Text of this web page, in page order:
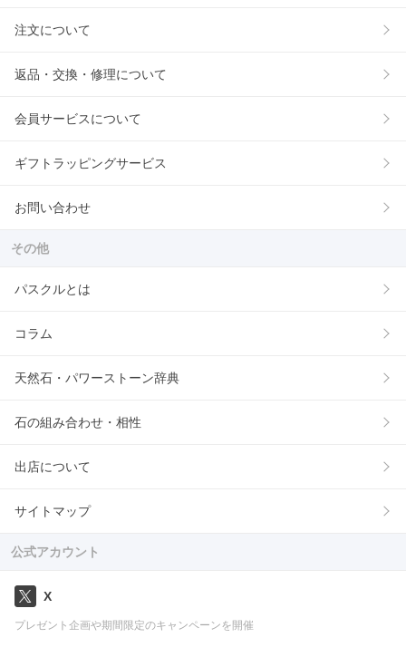
注文について
返品・交換・修理について
会員サービスについて
ギフトラッピングサービス
お問い合わせ
その他
パスクルとは
コラム
天然石・パワーストーン辞典
石の組み合わせ・相性
出店について
サイトマップ
公式アカウント
X
プレゼント企画や期間限定のキャンペーンを開催